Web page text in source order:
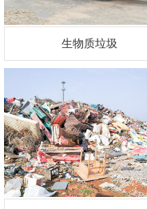
生物质垃圾